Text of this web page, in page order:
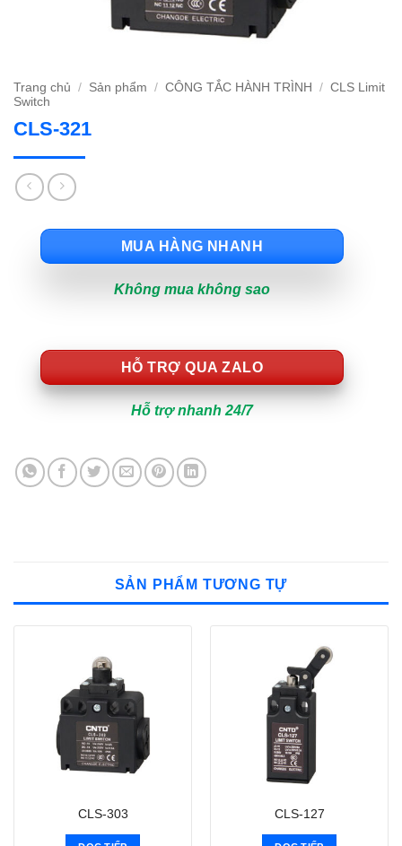
Trang chủ / Sản phẩm / CÔNG TẮC HÀNH TRÌNH / CLS Limit
Switch
CLS-321
MUA HÀNG NHANH
Không mua không sao
HỖ TRỢ QUA ZALO
Hỗ trợ nhanh 24/7
SẢN PHẨM TƯƠNG TỰ
CLS-303 CLS-127